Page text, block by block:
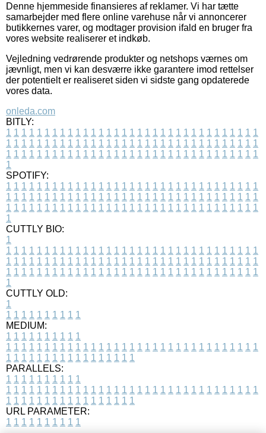
Denne hjemmeside finansieres af reklamer. Vi har tætte
samarbejder med flere online varehuse når vi annoncerer
butikkernes varer, og modtager provision ifald en bruger fra
vores website realiserer et indkøb.
Vejledning vedrørende produkter og netshops værnes om
jævnligt, men vi kan desværre ikke garantere imod rettelser
der potentielt er realiseret siden vi sidste gang opdaterede
vores data.
onleda.com
BITLY:
1 1 1 1 1 1 1 1 1 1 1 1 1 1 1 1 1 1 1 1 1 1 1 1 1 1 1 1 1 1 1 1 1
1 1 1 1 1 1 1 1 1 1 1 1 1 1 1 1 1 1 1 1 1 1 1 1 1 1 1 1 1 1 1 1 1
1 1 1 1 1 1 1 1 1 1 1 1 1 1 1 1 1 1 1 1 1 1 1 1 1 1 1 1 1 1 1 1 1
1
SPOTIFY:
1 1 1 1 1 1 1 1 1 1 1 1 1 1 1 1 1 1 1 1 1 1 1 1 1 1 1 1 1 1 1 1 1
1 1 1 1 1 1 1 1 1 1 1 1 1 1 1 1 1 1 1 1 1 1 1 1 1 1 1 1 1 1 1 1 1
1 1 1 1 1 1 1 1 1 1 1 1 1 1 1 1 1 1 1 1 1 1 1 1 1 1 1 1 1 1 1 1 1
1
CUTTLY BIO:
1
1 1 1 1 1 1 1 1 1 1 1 1 1 1 1 1 1 1 1 1 1 1 1 1 1 1 1 1 1 1 1 1 1
1 1 1 1 1 1 1 1 1 1 1 1 1 1 1 1 1 1 1 1 1 1 1 1 1 1 1 1 1 1 1 1 1
1 1 1 1 1 1 1 1 1 1 1 1 1 1 1 1 1 1 1 1 1 1 1 1 1 1 1 1 1 1 1 1 1
1
CUTTLY OLD:
1
1 1 1 1 1 1 1 1 1 1
MEDIUM:
1 1 1 1 1 1 1 1 1 1
1 1 1 1 1 1 1 1 1 1 1 1 1 1 1 1 1 1 1 1 1 1 1 1 1 1 1 1 1 1 1 1 1
1 1 1 1 1 1 1 1 1 1 1 1 1 1 1 1 1
PARALLELS:
1 1 1 1 1 1 1 1 1 1
1 1 1 1 1 1 1 1 1 1 1 1 1 1 1 1 1 1 1 1 1 1 1 1 1 1 1 1 1 1 1 1 1
1 1 1 1 1 1 1 1 1 1 1 1 1 1 1 1 1
URL PARAMETER:
1 1 1 1 1 1 1 1 1 1